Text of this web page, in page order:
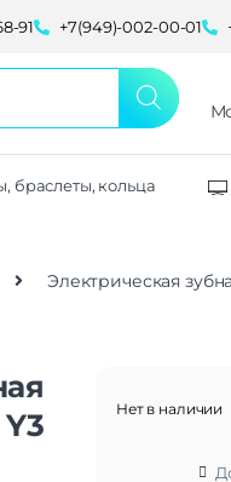
91 +7(949)-002-00-01
браслеты, кольца
Электрическая
Нет в наличии